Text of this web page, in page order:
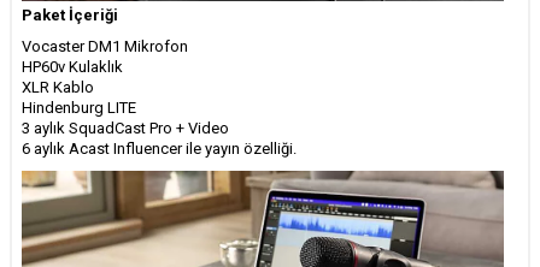
Paket İçeriği
Vocaster DM1 Mikrofon
HP60v Kulaklık
XLR Kablo
Hindenburg LITE
3 aylık SquadCast Pro + Video
6 aylık Acast Influencer ile yayın özelliği.